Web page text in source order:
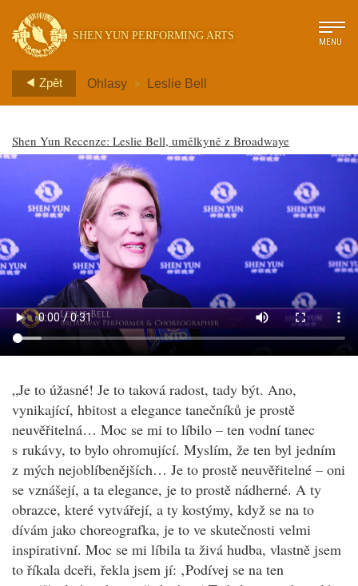
SHEN YUN PERFORMING ARTS
MENU
Zpět Ohlasy > Leslie Bell
Shen Yun Recenze: Leslie Bell, umělkyně z Broadwaye
„Je to úžasné! Je to taková radost, tady být. Ano,
vynikající, hbitost a elegance tanečníků je prostě
neuvěřitelná… Moc se mi to líbilo – ten vodní tanec
s rukávy, to bylo ohromující. Myslím, že ten byl jedním
z mých nejoblíbenějších… Je to prostě neuvěřitelné – oni
se vznášejí, a ta elegance, je to prostě nádherné. A ty
obrazce, které vytvářejí, a ty kostýmy, když se na to
dívám jako choreografka, je to ve skutečnosti velmi
inspirativní. Moc se mi líbila ta živá hudba, vlastně jsem
to říkala dceři, řekla jsem jí: ‚Podívej se na ten